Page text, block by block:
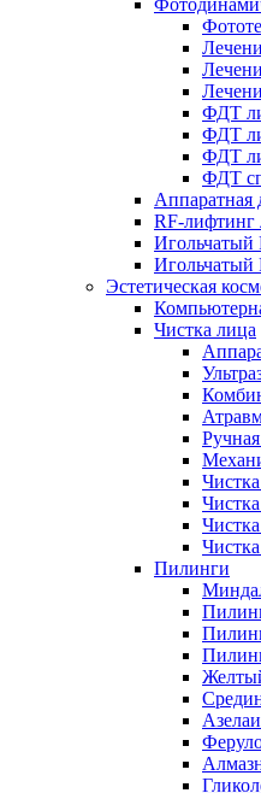
ФДТ
ФДТ
ФДТ
ФДТ
Аппаратная
RF-лифтинг
Игольчатый
Игольчатый
Эстетическая
Чистка лица
Пилинги